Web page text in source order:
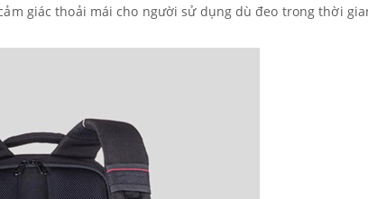
giác thoải mái cho người sử dụng dù đeo trong thời